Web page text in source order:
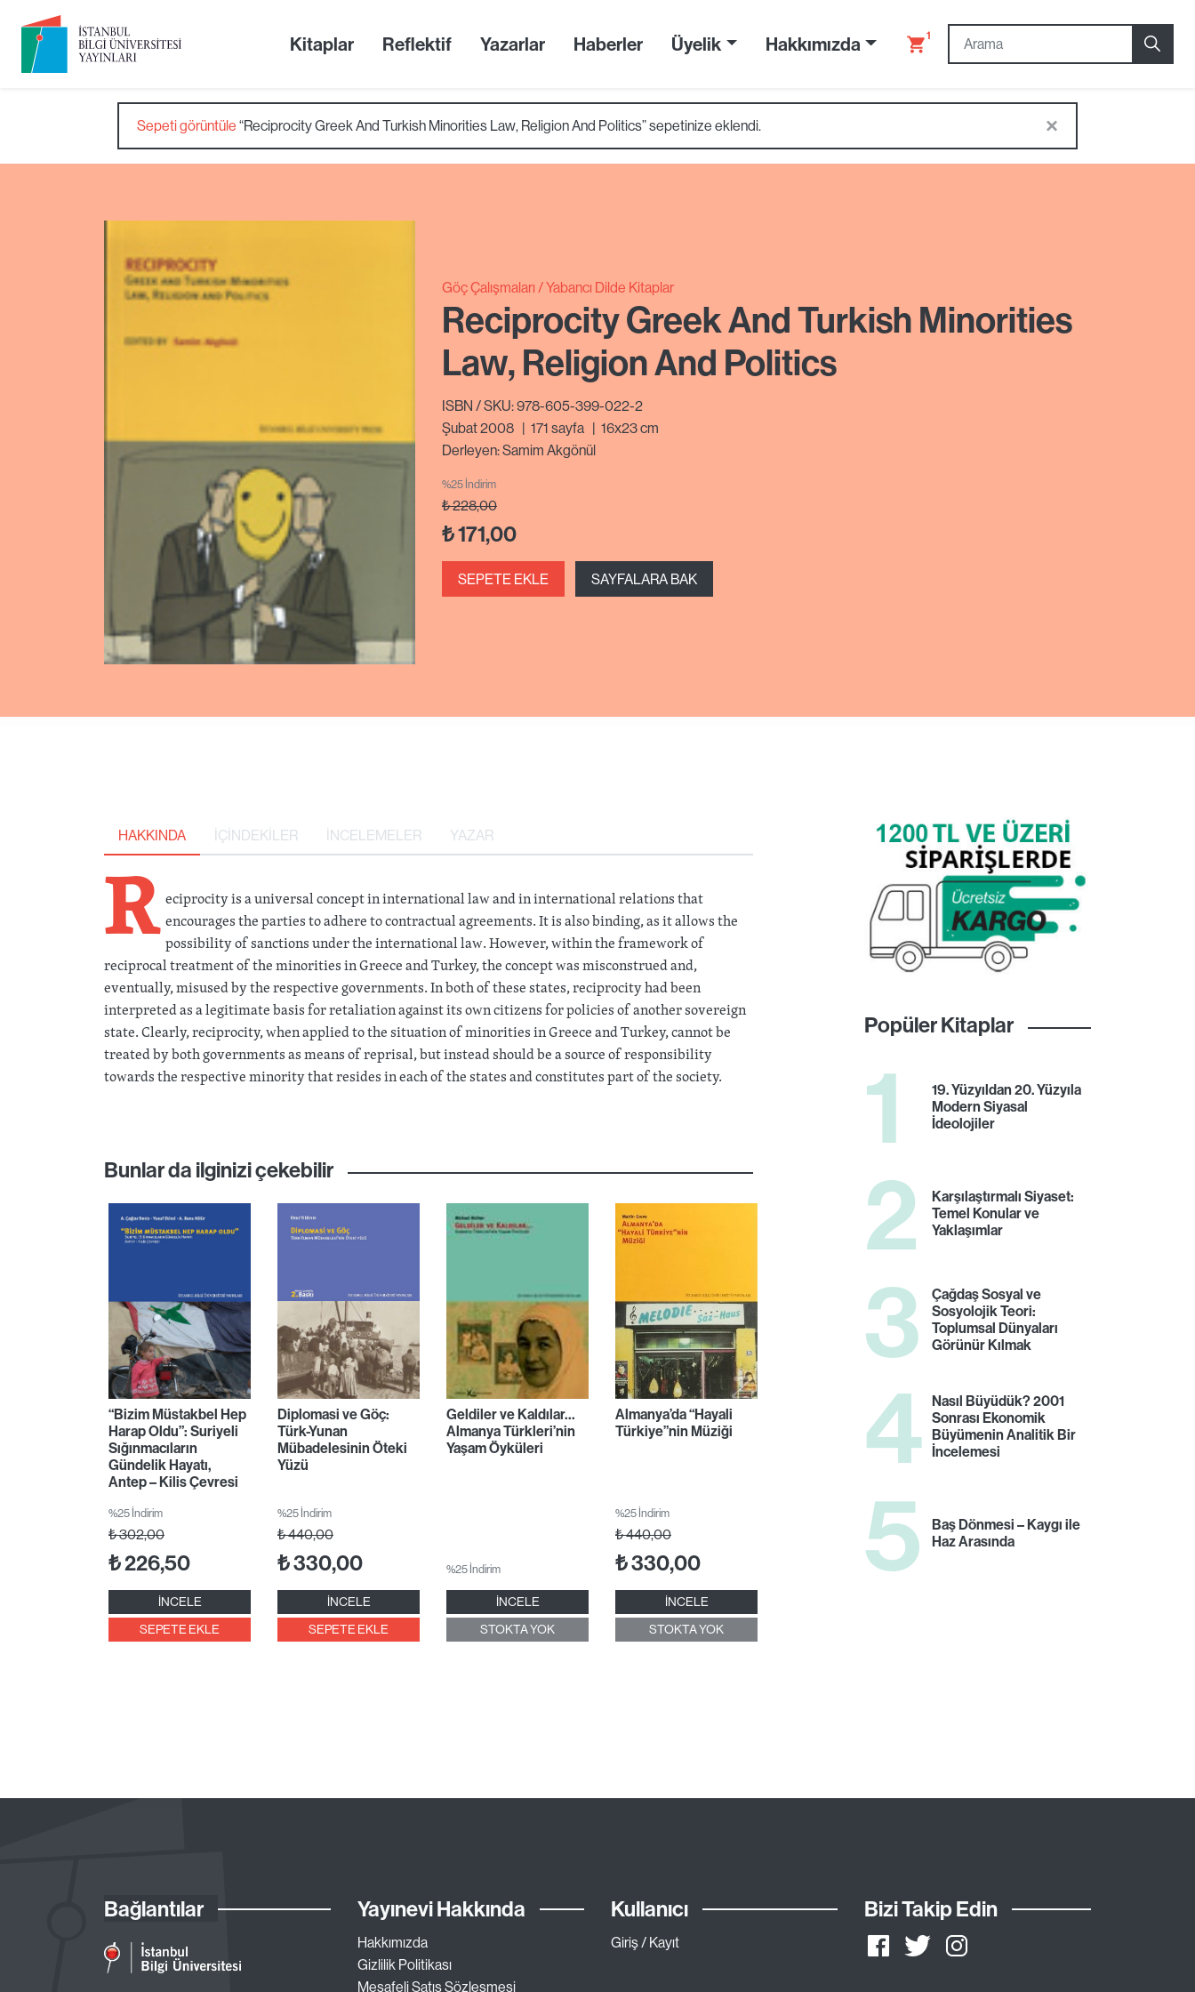
Kitaplar Reflektif Yazarlar Haberler Üyelik Hakkımızda 1
Sepeti görüntüle “Reciprocity Greek And Turkish Minorities Law, Religion And Politics” sepetinize eklendi. ×
Göç Çalışmaları Yabancı Dilde Kitaplar
Reciprocity Greek And Turkish Minorities
Law, Religion And Politics
ISBN / SKU: 978-605-399-022-2
Şubat 2008 | 171 sayfa | 16x23 cm
Derleyen: Samim Akgönül
%25 İndirim
₺228,00
₺171,00
SEPETE EKLE SAYFALARA BAK
HAKKINDA İÇİNDEKİLER İNCELEMELER YAZAR
Reciprocity is a universal concept in international law and in international relations that
encourages the parties to adhere to contractual agreements. It is also binding, as it allows the
possibility of sanctions under the international law. However, within the framework of
reciprocal treatment of the minorities in Greece and Turkey, the concept was misconstrued and,
eventually, misused by the respective governments. In both of these states, reciprocity had been
interpreted as a legitimate basis for retaliation against its own citizens for policies of another sovereign
state. Clearly, reciprocity, when applied to the situation of minorities in Greece and Turkey, cannot be
treated by both governments as means of reprisal, but instead should be a source of responsibility
towards the respective minority that resides in each of the states and constitutes part of the society.
Bunlar da ilginizi çekebilir
“Bizim Müstakbel Hep
Harap Oldu”: Suriyeli
Sığınmacıların
Gündelik Hayatı,
Antep – Kilis Çevresi
%25 İndirim
₺302,00
₺226,50
İNCELE
SEPETE EKLE
Diplomasi ve Göç:
Türk-Yunan
Mübadelesinin Öteki
Yüzü
%25 İndirim
₺440,00
₺330,00
İNCELE
SEPETE EKLE
Geldiler ve Kaldılar…
Almanya Türkleri’nin
Yaşam Öyküleri
%25 İndirim
İNCELE
STOKTA YOK
Almanya’da “Hayali
Türkiye”nin Müziği
%25 İndirim
₺440,00
₺330,00
İNCELE
STOKTA YOK
Popüler Kitaplar
1
19. Yüzyıldan 20. Yüzyıla
Modern Siyasal
İdeolojiler
2
Karşılaştırmalı Siyaset:
Temel Konular ve
Yaklaşımlar
3
Çağdaş Sosyal ve
Sosyolojik Teori:
Toplumsal Dünyaları
Görünür Kılmak
4 Nasıl Büyüdük? 2001
Sonrası Ekonomik
Büyümenin Analitik Bir
İncelemesi
5
Baş Dönmesi – Kaygı ile
Haz Arasında
Bağlantılar Yayınevi Hakkında
Hakkımızda
Gizlilik Politikası
Mesafeli Satış Sözleşmesi
Kullanıcı
Giriş / Kayıt
Bizi Takip Edin